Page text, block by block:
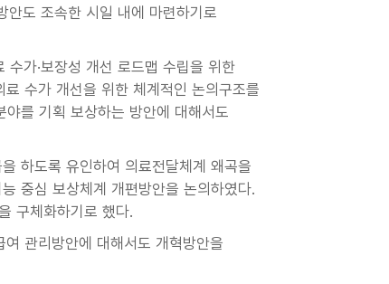
안도 조속한 시일 내에 마련하기로
수가·보장성 개선 로드맵 수립을 위한
수가 개선을 위한 체계적인 논의구조를
를 기획 보상하는 방안에 대해서도
하도록 유인하여 의료전달체계 왜곡을
중심 보상체계 개편방안을 논의하였다.
구체화하기로 했다.
관리방안에 대해서도 개혁방안을